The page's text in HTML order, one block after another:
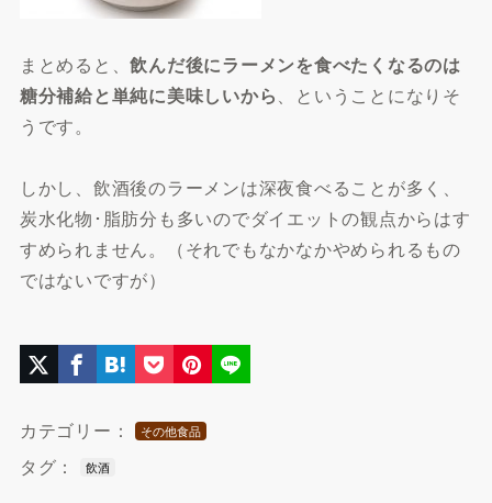
まとめると、飲んだ後にラーメンを食べたくなるのは
糖分補給と単純に美味しいから、ということになりそ
うです。
しかし、飲酒後のラーメンは深夜食べることが多く、
炭水化物･脂肪分も多いのでダイエットの観点からはす
すめられません。（それでもなかなかやめられるもの
ではないですが）
カテゴリー： その他食品
タグ： 飲酒